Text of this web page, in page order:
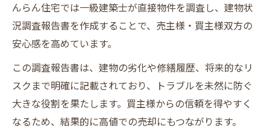
んらん住宅では一級建築士が直接物件を調査し、建物状
況調査報告書を作成することで、売主様・買主様双方の
安心感を高めています。
この調査報告書は、建物の劣化や修繕履歴、将来的なリ
スクまで明確に記載されており、トラブルを未然に防ぐ
大きな役割を果たします。買主様からの信頼を得やすく
なるため、結果的に高値での売却にもつながります。